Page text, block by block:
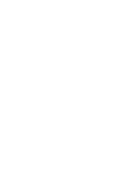
LinkedIn